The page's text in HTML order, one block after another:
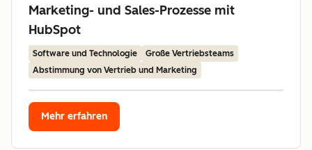
Marketing- und Sales-Prozesse mit
HubSpot
Software und Technologie
Große Vertriebsteams
Abstimmung von Vertrieb und Marketing
Mehr erfahren